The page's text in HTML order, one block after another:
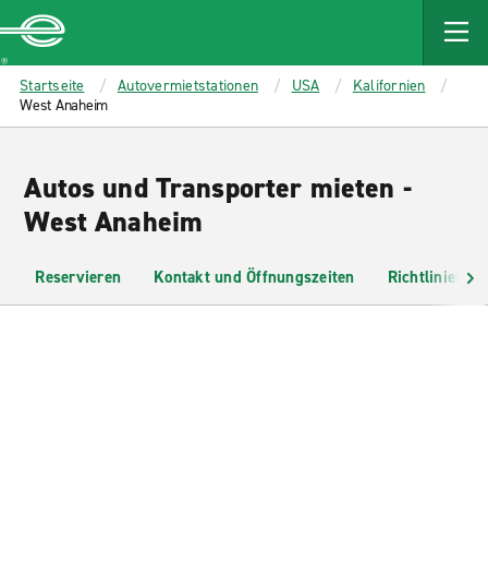
MAIN
CONTENT
Enterprise
Startseite Autovermietstationen USA
Kalifornien
West Anaheim
Autos und Transporter mieten -
West Anaheim
Reservieren Kontakt und Öffnungszeiten Richtlinien